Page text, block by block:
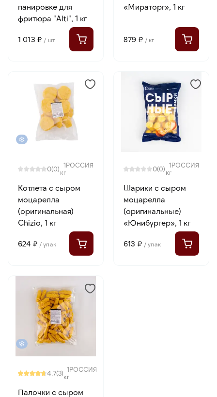
панировке для
фритюра "Alti", 1 кг
1 013 ₽ / шт
«Мираторг», 1 кг
879 ₽ / кг
0(0) 1
кг
РОССИЯ
Котлета с сыром
моцарелла
(оригинальная)
Chizio, 1 кг
624 ₽ / упак
0(0) 1
кг
РОССИЯ
Шарики с сыром
моцарелла
(оригинальные)
«Юнибургер», 1 кг
613 ₽ / упак
4.7(3) 1
кг
РОССИЯ
Палочки с сыром